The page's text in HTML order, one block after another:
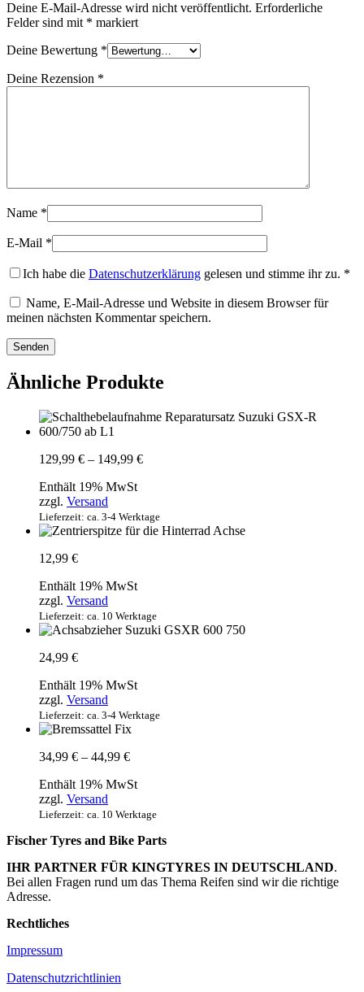
Deine E-Mail-Adresse wird nicht veröffentlicht. Erforderliche
Felder sind mit * markiert
Deine Bewertung *
Deine Rezension *
Name *
E-Mail *
Ich habe die Datenschutzerklärung gelesen und stimme ihr zu. *
Name, E-Mail-Adresse und Website in diesem Browser für
meinen nächsten Kommentar speichern.
Ähnliche Produkte
129,99 € – 149,99 €Preisspanne:
Enthält 19% MwSt
zzgl. Versand
Lieferzeit: ca. 3-4 Werktage
12,99 €
Enthält 19% MwSt
zzgl. Versand
Lieferzeit: ca. 10 Werktage
24,99 €
Enthält 19% MwSt
zzgl. Versand
Lieferzeit: ca. 3-4 Werktage
34,99 € – 44,99 €Preisspanne:
bis
Enthält 19% MwSt
zzgl. Versand
Lieferzeit: ca. 10 Werktage
Fischer Tyres and Bike Parts
IHR PARTNER FÜR KINGTYRES IN DEUTSCHLAND.
Bei allen Fragen rund um das Thema Reifen sind wir die richtige
Adresse.
Rechtliches
Impressum
Datenschutzrichtlinien